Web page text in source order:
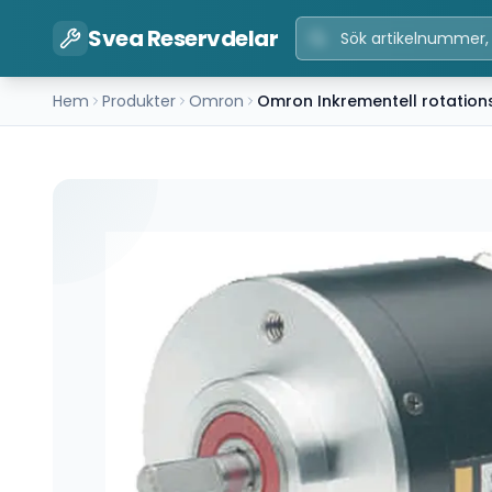
Svea Reservdelar
Hem Produkter Omron Omron Inkrementell